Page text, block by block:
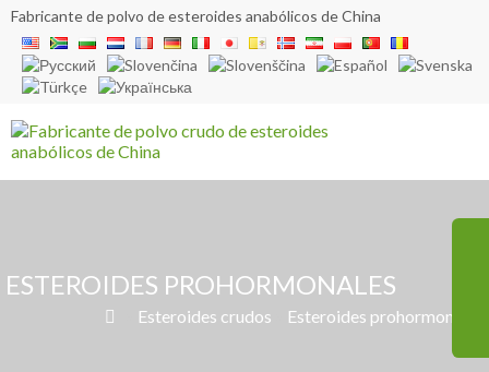
Fabricante de polvo de esteroides anabólicos de China
ESTEROIDES PROHORMONALES
 Esteroides crudos Esteroides prohormonales